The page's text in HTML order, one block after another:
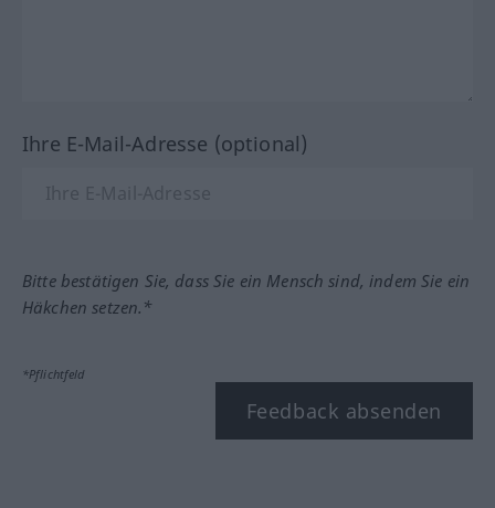
Ihre E-Mail-Adresse (optional)
Bitte bestätigen Sie, dass Sie ein Mensch sind, indem Sie ein
Häkchen setzen.*
*Pflichtfeld
Feedback absenden